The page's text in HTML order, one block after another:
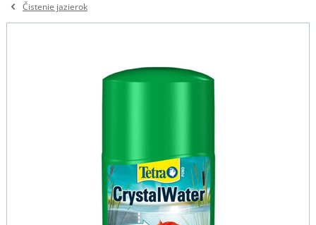
Čistenie jazierok